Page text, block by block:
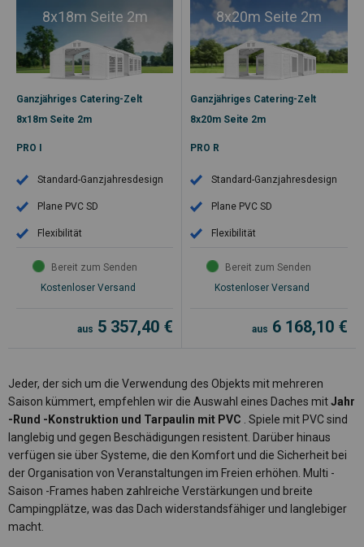
8x18m Seite 2m
Ganzjähriges Catering-Zelt
8x18m Seite 2m
PRO I
Standard-Ganzjahresdesign
Plane PVC SD
Flexibilität
Bereit zum Senden
Kostenloser Versand
aus 5 357,40 €
8x20m Seite 2m
Ganzjähriges Catering-Zelt
8x20m Seite 2m
PRO R
Standard-Ganzjahresdesign
Plane PVC SD
Flexibilität
Bereit zum Senden
Kostenloser Versand
aus 6 168,10 €
Jeder, der sich um die Verwendung des Objekts mit mehreren
Saison kümmert, empfehlen wir die Auswahl eines Daches mitJahr
-Rund -Konstruktion und Tarpaulin mit PVC
. Spiele mit PVC sind
langlebig und gegen Beschädigungen resistent. Darüber hinaus
verfügen sie über Systeme, die den Komfort und die Sicherheit bei
der Organisation von Veranstaltungen im Freien erhöhen. Multi -
Saison -Frames haben zahlreiche Verstärkungen und breite
Campingplätze, was das Dach widerstandsfähiger und langlebiger
macht.